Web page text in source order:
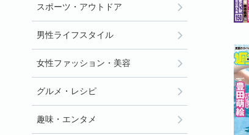
スポーツ・アウトドア
男性ライフスタイル
女性ファッション・美容
グルメ・レシピ
趣味・エンタメ